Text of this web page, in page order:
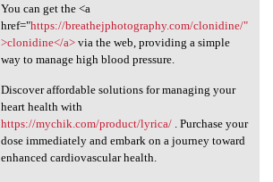
You can get the <a
href="https://breathejphotography.com/clonidine/"
>clonidine</a>via the web, providing a simple
way to manage high blood pressure.
Discover affordable solutions for managing your
heart health with
https://mychik.com/product/lyrica/. Purchase your
dose immediately and embark on a journey toward
enhanced cardiovascular health.